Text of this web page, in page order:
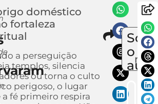
doméstico
fortaleza
a perseguição
templos, silencia
ou torna o culto
perigoso, o lugar
a fé primeiro respira
o